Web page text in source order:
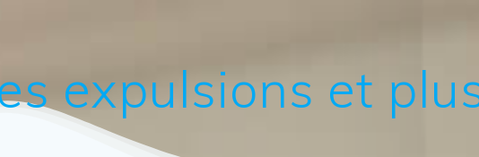
expulsions et